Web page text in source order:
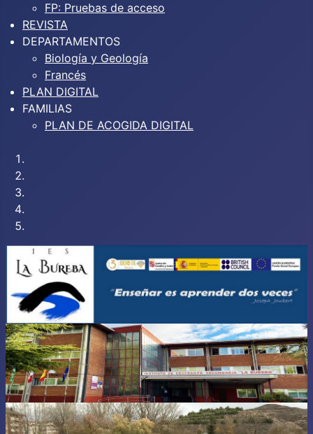
FP: Pruebas de acceso
REVISTA
DEPARTAMENTOS
Biología y Geología
Francés
PLAN DIGITAL
FAMILIAS
PLAN DE ACOGIDA DIGITAL